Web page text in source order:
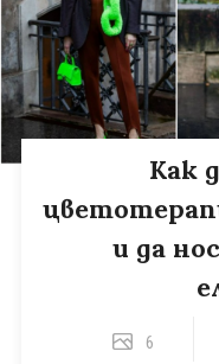
Как
и да
6